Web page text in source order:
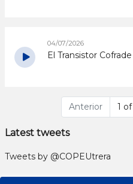
04/07/2026
El Transistor
Anterior 1
Latest tweets
Tweets by @COPEUtrera